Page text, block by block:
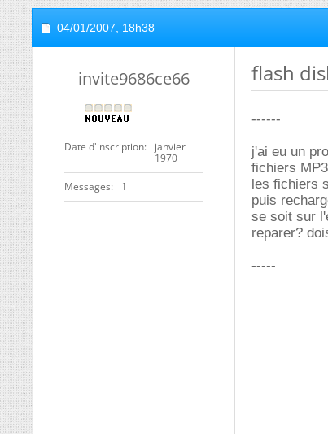
04/01/2007, 18h38
invite9686ce66
Date d'inscription
janvier
1970
Messages 1
flash
------
j'ai eu un
fichiers
les fichiers
puis
se soit sur
reparer?
-----